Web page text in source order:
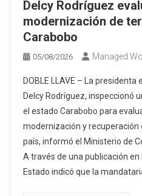
Delcy Rodríguez
modernización de
Carabobo
05/08/2026 Managed
DOBLE LLAVE – La
Delcy Rodríguez, inspeccionó
el estado Carabobo para
modernización y recuperación
país, informó el Ministerio de
A través de una publicación
Estado indicó que la